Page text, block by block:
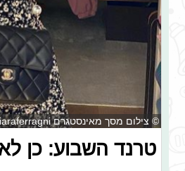
© צילום מסך מאינסטגרם chiaraferragni@
טרנד השבוע: כן